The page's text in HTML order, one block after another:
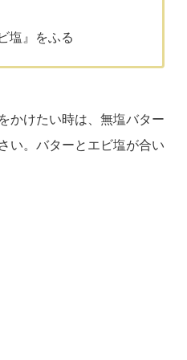
塩』をふる
をかけたい時は、無塩バター
い。バターとエビ塩が合い